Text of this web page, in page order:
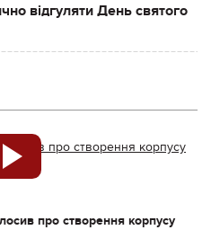
відгуляти День святого
про створення корпусу